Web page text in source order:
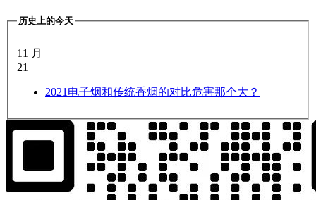
历史上的今天
11 月
21
2021 电子烟和传统香烟的对比危害那个大？